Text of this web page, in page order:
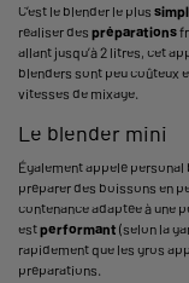
C’est le blender le plus
réaliser des préparations
allant jusqu’à 2 litres, cet
blenders sont peu coûteux
vitesses de mixage.
Le blender mini
Également appelé
préparer des boissons en
contenance adaptée à une
estperformant (selon la
rapidement que les gros
préparations.